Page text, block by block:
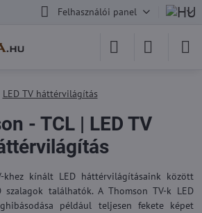
Felhasználói panel
LED TV háttérvilágítás
- TCL | LED TV
khez kínált LED háttérvilágításaink között
találhatók. A Thomson TV-k LED
például teljesen fekete képet